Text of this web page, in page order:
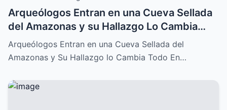
Arqueólogos Entran en una Cueva Sellada
del Amazonas y su Hallazgo Lo Cambia
Todo
Arqueólogos Entran en una Cueva Sellada del
Amazonas y Su Hallazgo lo Cambia Todo En…